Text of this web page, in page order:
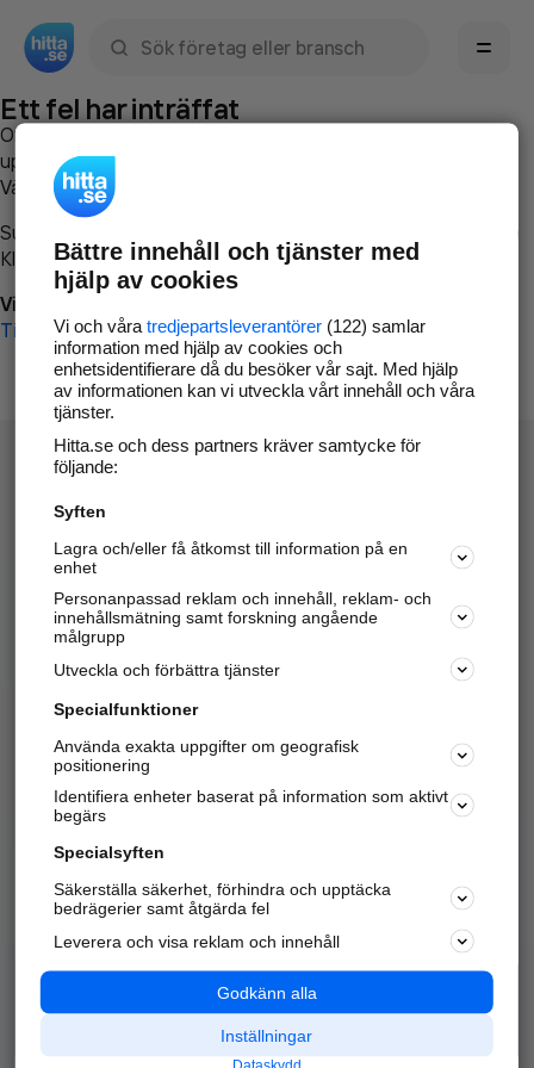
Ett fel har inträffat
Om du vill kan du
uppstod så att vi lättare och snabbare kan avhjälpa det.
Vänligen försök med följande:
Surfa till
Klicka påTillbaka-knappen i webbläsaren och försök igen
Vi beklagar besväret!
Till startsidan
Hitta.se - Gratis nummerupplysning.
Sök företag, personer och platser.
Hitta telefonnummer, adresser, företagsinfo mm.
Marknadsför företaget
Kom igång och annonsera mot
samarbetspartners nära dig.
Alla kategorier
Populära sökningar
API & Kartor
Annonsera
Integritet
Nödnummer
Bättre innehåll och tjänster med
hjälp av cookies
Vi och våra tredjepartsleverantörer(122) samlar
information med hjälp av cookies och
enhetsidentifierare då du besöker vår sajt. Med hjälp
av informationen kan vi utveckla vårt innehåll och våra
tjänster.
Hitta.se och dess partners kräver samtycke för
följande:
Syften
Lagra och/eller få åtkomst till information på en
enhet
Personanpassad reklam och innehåll, reklam- och
innehållsmätning samt forskning angående
målgrupp
Utveckla och förbättra tjänster
Specialfunktioner
Använda exakta uppgifter om geografisk
positionering
Identifiera enheter baserat på information som aktivt
begärs
Specialsyften
Säkerställa säkerhet, förhindra och upptäcka
bedrägerier samt åtgärda fel
Leverera och visa reklam och innehåll
Godkänn alla
Inställningar
Dataskydd